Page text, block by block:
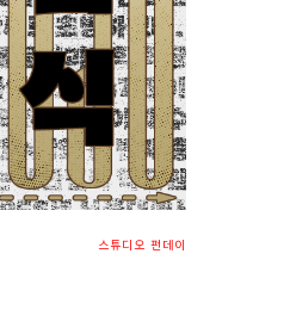
스튜디오 펀데이